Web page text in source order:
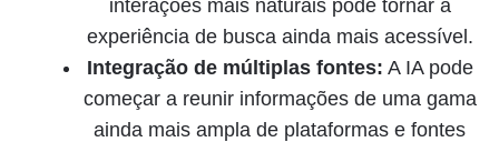
interações mais naturais pode tornar a
experiência de busca ainda mais acessível.
Integração de múltiplas fontes: A IA pode
começar a reunir informações de uma gama
ainda mais ampla de plataformas e fontes